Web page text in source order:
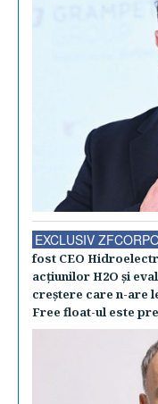
EXCLUSIV
fost CEO
acţiunilor H2O şi
creştere care n-are
Free float-ul este